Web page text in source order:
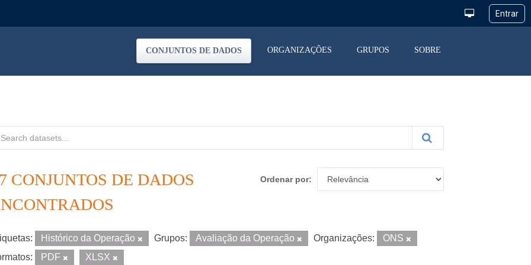
CONJUNTOS DE DADOS ORGANIZAÇÕES GRUPOS SOBRE
Ordenar por
CONJUNTOS DE DADOS
Histórico da Operação Grupos: Avaliação da Operação Organizações:
ONS
PDF XLSX